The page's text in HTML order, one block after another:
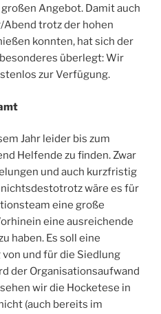
Angebot. Damit auch
Abend trotz der hohen
konnten, hat sich der
überlegt: Wir
zur Verfügung.
Jahr leider bis zum
Helfende zu finden. Zwar
und auch kurzfristig
wäre es für
eine große
eine ausreichende
haben. Es soll eine
und für die Siedlung
der Organisationsaufwand
wir die Hocketese in
(auch bereits im